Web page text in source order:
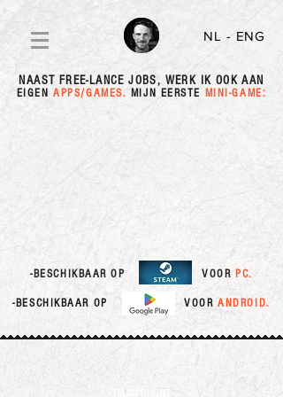
NL - ENG
NAAST FREE-LANCE JOBS, WERK IK OOK AAN
EIGENAPPS/GAMES.MIJN EERSTE MINI-GAME:
-BESCHIKBAAR OP VOORANDROID.
-BESCHIKBAAR OP VOORPC.